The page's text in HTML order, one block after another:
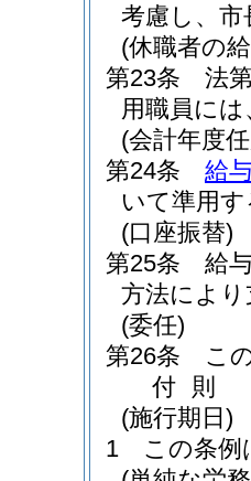
考慮し、
(休職者の
第23条
法
用職員に
(会計年度
第24条
給
いて準用
(口座振替)
第25条
給
方法によ
(委任)
第26条
こ
付 則
(施行期日)
1
この条例